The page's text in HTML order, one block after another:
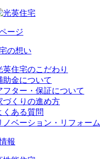
ージ
の想い
英住宅のこだわり
助金について
フター・保証について
づくりの進め方
くある質問
ノベーション・リフォーム
報